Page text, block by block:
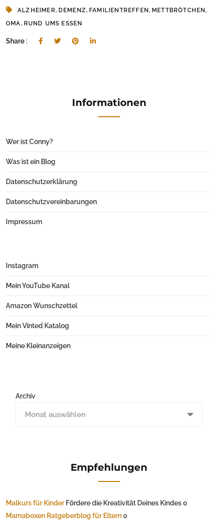
ALZHEIMER, DEMENZ, FAMILIENTREFFEN, METTBRÖTCHEN,
OMA, RUND UMS ESSEN
Share :
Informationen
Wer ist Conny?
Was ist ein Blog
Datenschutzerklärung
Datenschutzvereinbarungen
Impressum
Instagram
Mein YouTube Kanal
Amazon Wunschzettel
Mein Vinted Katalog
Meine Kleinanzeigen
Archiv
Empfehlungen
Malkurs für Kinder Fördere die Kreativität Deines Kindes 0
Mamaboxen Ratgeberblog für Eltern0